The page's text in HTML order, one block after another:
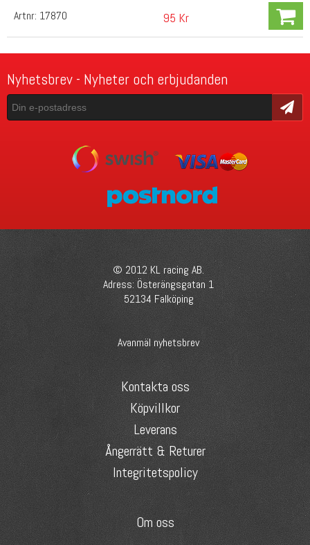
Artnr: 17870 95 Kr
Nyhetsbrev - Nyheter och erbjudanden
Skicka
© 2012 KL racing AB.
Adress: Österängsgatan 1
52134 Falköping
Avanmäl nyhetsbrev
Kontakta oss
Köpvillkor
Leverans
Ångerrätt & Returer
Integritetspolicy
Om oss